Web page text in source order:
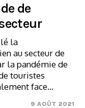
de
la
au secteur de
la pandémie de
touristes
face…
9 AOÛT 2021